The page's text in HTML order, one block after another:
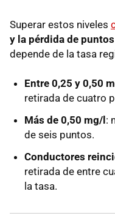
Superar estos niveles
y la pérdida de
depende de la tasa
Entre 0,25 y 0,50
retirada de cuatro
Más de 0,50 mg/l:
de seis puntos.
Conductores
retirada de entre
la tasa.